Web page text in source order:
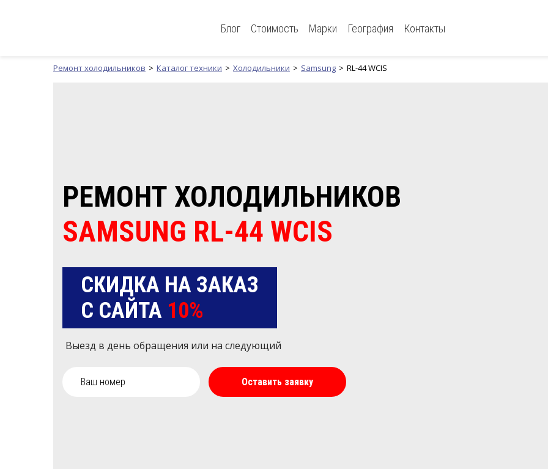
Блог Стоимость Марки География Контакты
Ремонт холодильников Каталог техники Холодильники Samsung RL-44 WCIS
РЕМОНТ ХОЛОДИЛЬНИКОВ
SAMSUNG RL-44 WCIS
СКИДКА НА ЗАКАЗ
С САЙТА 10%
Выезд в день обращения или на следующий
Оставить заявку